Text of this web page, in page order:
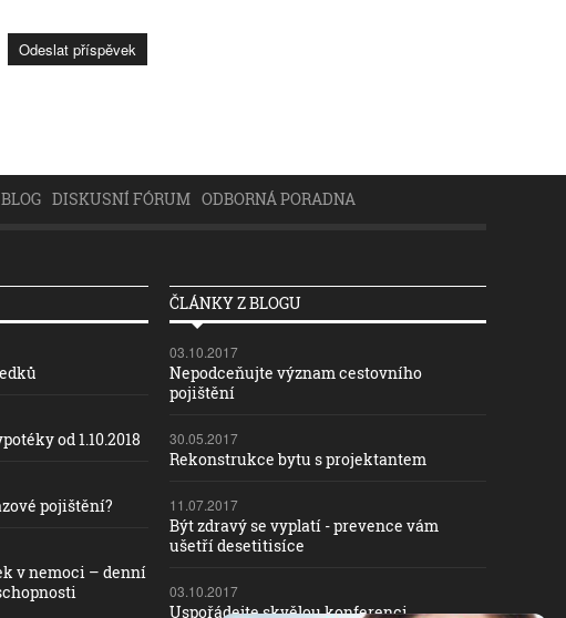
BLOG DISKUSNÍ FÓRUM ODBORNÁ PORADNA
od 1.10.2018
pojištění?
v nemoci – denní
ČLÁNKY Z BLOGU
03.10.2017
Nepodceňujte význam cestovního
pojištění
30.05.2017
Rekonstrukce bytu s projektantem
11.07.2017
Být zdravý se vyplatí - prevence vám
ušetří desetitisíce
03.10.2017
Uspořádejte skvělou konferenci